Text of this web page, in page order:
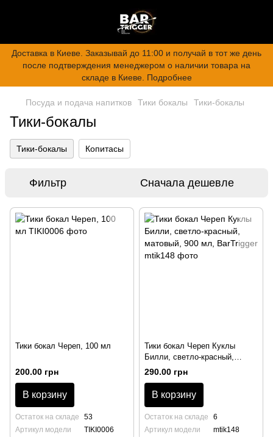
Доставка в Киеве. Заказывай до 11:00 и получай в тот же день
после подтверждения менеджером о наличии товара на
складе в Киеве. Подробнее
Посуда и подача напитков Тики бокалы Тики-бокалы
Тики-бокалы
Тики-бокалы Копитасы
Фильтр Сначала дешевле
Тики бокал Череп, 100 мл
200.00 грн
В корзину
Остаток на складе
53
Артикул модели
TIKI0006
Тики бокал Череп Куклы
Билли, светло-красный,
матовый, 900 мл, BarTrigger
290.00 грн
В корзину
Остаток на складе
6
Артикул модели
mtik148